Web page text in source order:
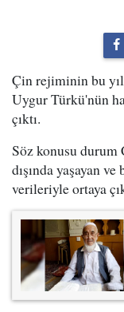
Çin rejiminin bu
Uygur Türkü'nün
çıktı.
Söz konusu durum
dışında yaşayan
verileriyle ortaya